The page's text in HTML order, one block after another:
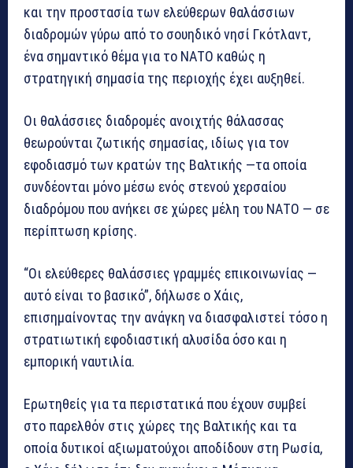
και την προστασία των ελεύθερων θαλάσσιων
διαδρομών γύρω από το σουηδικό νησί Γκότλαντ,
ένα σημαντικό θέμα για το ΝΑΤΟ καθώς η
στρατηγική σημασία της περιοχής έχει αυξηθεί.
Οι θαλάσσιες διαδρομές ανοιχτής θάλασσας
θεωρούνται ζωτικής σημασίας, ιδίως για τον
εφοδιασμό των κρατών της Βαλτικής —τα οποία
συνδέονται μόνο μέσω ενός στενού χερσαίου
διαδρόμου που ανήκει σε χώρες μέλη του ΝΑΤΟ — σε
περίπτωση κρίσης.
“Οι ελεύθερες θαλάσσιες γραμμές επικοινωνίας —
αυτό είναι το βασικό”, δήλωσε ο Χάις,
επισημαίνοντας την ανάγκη να διασφαλιστεί τόσο η
στρατιωτική εφοδιαστική αλυσίδα όσο και η
εμπορική ναυτιλία.
Ερωτηθείς για τα περιστατικά που έχουν συμβεί
στο παρελθόν στις χώρες της Βαλτικής και τα
οποία δυτικοί αξιωματούχοι αποδίδουν στη Ρωσία,